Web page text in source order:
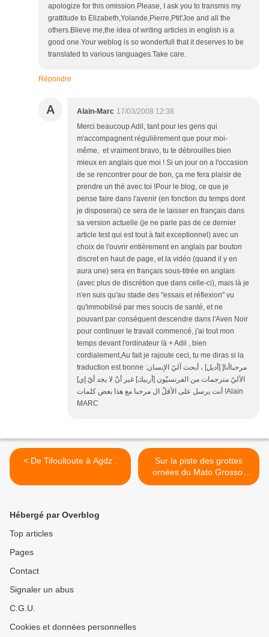
apologize for this omission.Please, I ask you to transmis my
grattitude to Elizabeth,Yolande,Pierre,Ptit'Joe and all the
others.Blieve me,the idea of writing articles in english is a
good one.Your weblog is so wonderfull that it deserves to be
translated to various languages.Take care.
Répondre
A Alain-Marc 17/03/2008 12:38
Merci beaucoup Adil, tant pour les gens qui
m'accompagnent régulièrement que pour moi-
même, et vraiment bravo, tu te débrouilles bien
mieux en anglais que moi ! Si un jour on a l'occasion
de se rencontrer pour de bon, ça me fera plaisir de
prendre un thé avec toi !Pour le blog, ce que je
pense faire dans l'avenir (en fonction du temps dont
je disposerai) ce sera de le laisser en français dans
sa version actuelle (je ne parle pas de ce dernier
article test qui est tout à fait exceptionnel) avec un
choix de l'ouvrir entièrement en anglais par bouton
discret en haut de page, et la vidéo (quand il y en
aura une) sera en français sous-titrée en anglais
(avec plus de discrétion que dans celle-ci), mais là je
n'en suis qu'au stade des "essais et réflexion" vu
qu'immobilisé par mes soucis de santé, et ne
pouvant par conséquent descendre dans l'Aven Noir
pour continuer le travail commencé, j'ai tout mon
temps devant l'ordinateur !à + Adil , bien
cordialement,Au fait je rajoute ceci, tu me diras si la
traduction est bonne :مرحباأنا[ [أديل] ، أبحث آليّ الإنسان
الآليّ مترجمات من الفرنسيّون [أربيك] غير أنّ لا يجد أيّ.إي]
أنت يرسل على الأقلّ ال مرحبا مع هذا بعض كلمات !Alain
MARC
< De Tifoultoute à Agdz .
Sur la piste des grottes
ornées du Mato Grosso,
avec mon copain Jean
Hébergé par Overblog
Top articles
Pages
Contact
Signaler un abus
C.G.U.
Cookies et données personnelles